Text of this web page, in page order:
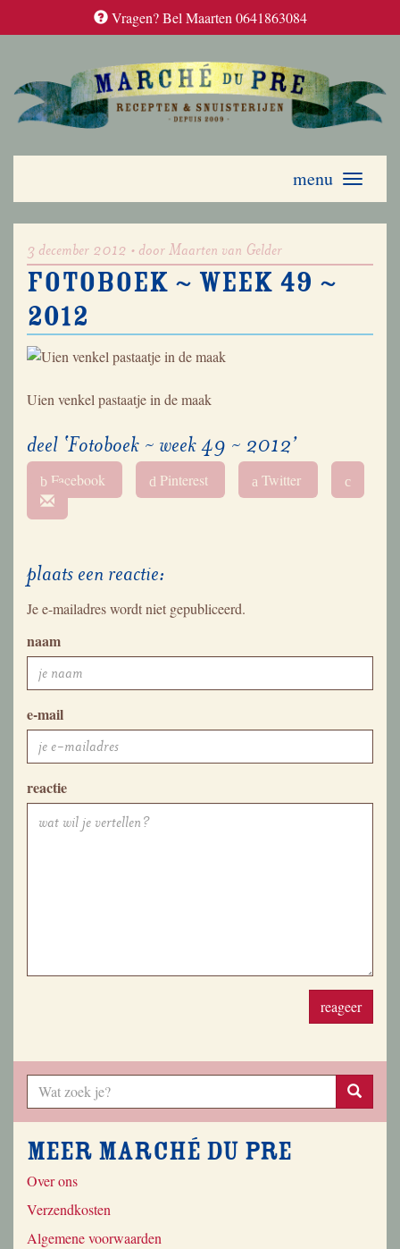
Vragen? Bel Maarten 0641863084
Toggle
menu
3 december 2012 • door Maarten van Gelder
Fotoboek ~ week 49 ~
2012
Uien venkel pastaatje in de maak
deel ‘Fotoboek ~ week 49 ~ 2012’
b Facebook d Pinterest a Twitter c
plaats een reactie:
Je e-mailadres wordt niet gepubliceerd.
naam
e-mail
reactie
reageer
Meer Marché du Pre
Over ons
Verzendkosten
Algemene voorwaarden